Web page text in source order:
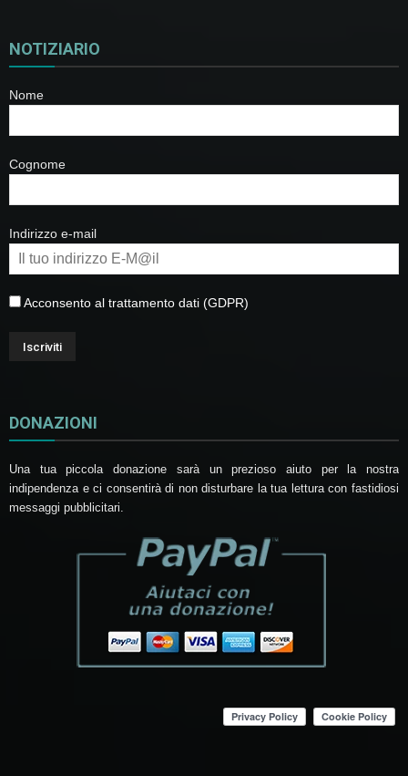
NOTIZIARIO
Nome
Cognome
Indirizzo e-mail
Acconsento al trattamento dati (GDPR)
DONAZIONI
Una tua piccola donazione sarà un prezioso aiuto per la nostra
indipendenza e ci consentirà di non disturbare la tua lettura con fastidiosi
messaggi pubblicitari.